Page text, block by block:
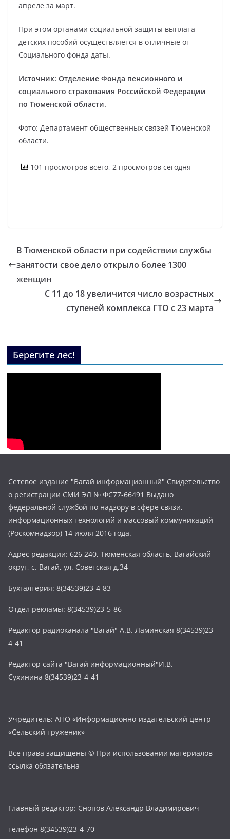
апреле за март.
При этом органами социальной защиты выплата
детских пособий осуществляется в отличные от
Социального фонда даты.
Источник: Отделение Фонда пенсионного и
социального страхования Российской Федерации
по Тюменской области.
Фото: Департамент общественных связей Тюменской
области.
101 просмотров всего, 2 просмотров сегодня
В Тюменской области при содействии службы
занятости свое дело открыло более 1300
женщин
С 11 до 18 увеличится число возрастных
ступеней комплекса ГТО с 23 марта
Берегите лес!
Сетевое издание "Вагай информационный" Свидетельство
о регистрации СМИ ЭЛ № ФС77-66491 Выдано
федеральной службой по надзору в сфере связи,
информационных технологий и массовый коммуникаций
(Роскомнадзор) 14 июля 2016 года.
Адрес редакции: 626 240, Тюменская область, Вагайский
округ, с. Вагай, ул. Советская д.34
Бухгалтерия: 8(34539)23-4-83
Отдел рекламы: 8(34539)23-5-86
Редактор радиоканала "Вагай" А.В. Ламинская 8(34539)23-
4-41
Редактор сайта "Вагай информационный"И.В.
Сухинина 8(34539)23-4-41
Учредитель: АНО «Информационно-издательский центр
«Сельский труженик»
Все права защищены © При использовании материалов
ссылка обязательна
Главный редактор: Снопов Александр Владимирович
телефон 8(34539)23-4-70